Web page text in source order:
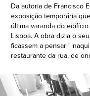
Da autoria de Francisco
exposição temporária
última varanda do
Lisboa. A obra dizia o
ficassem a pensar "
restaurante da rua, de